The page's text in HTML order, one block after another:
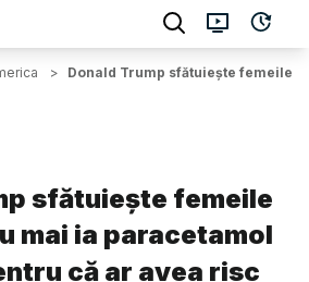
> Donald Trump sfătuiește femeile
sfătuiește femeile
mai ia paracetamol
că ar avea risc